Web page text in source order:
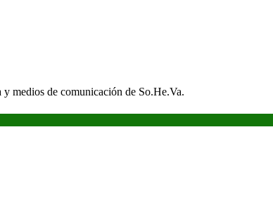
medios de comunicación de So.He.Va.